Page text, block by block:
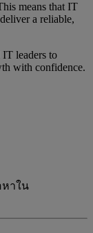
means that IT
a reliable,
leaders to
with confidence.
หาใน